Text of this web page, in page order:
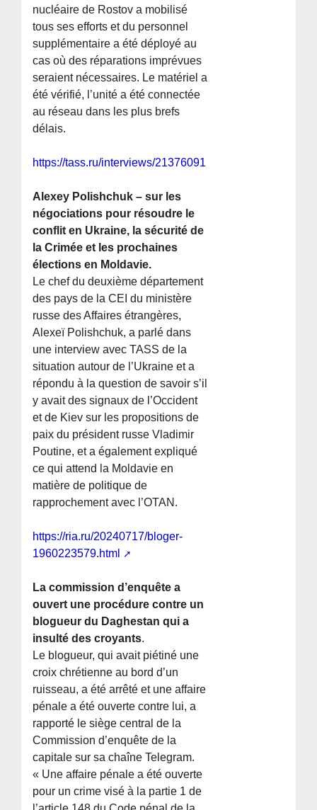
nucléaire de Rostov a mobilisé
tous ses efforts et du personnel
supplémentaire a été déployé au
cas où des réparations imprévues
seraient nécessaires. Le matériel a
été vérifié, l’unité a été connectée
au réseau dans les plus brefs
délais.
https://tass.ru/interviews/21376091
Alexey Polishchuk – sur les
négociations pour résoudre le
conflit en Ukraine, la sécurité de
la Crimée et les prochaines
élections en Moldavie.
Le chef du deuxième département
des pays de la CEI du ministère
russe des Affaires étrangères,
Alexeï Polishchuk, a parlé dans
une interview avec TASS de la
situation autour de l’Ukraine et a
répondu à la question de savoir s’il
y avait des signaux de l’Occident
et de Kiev sur les propositions de
paix du président russe Vladimir
Poutine, et a également expliqué
ce qui attend la Moldavie en
matière de politique de
rapprochement avec l’OTAN.
https://ria.ru/20240717/bloger-
1960223579.html
La commission d’enquête a
ouvert une procédure contre un
blogueur du Daghestan qui a
insulté des croyants.
Le blogueur, qui avait piétiné une
croix chrétienne au bord d’un
ruisseau, a été arrêté et une affaire
pénale a été ouverte contre lui, a
rapporté le siège central de la
Commission d’enquête de la
capitale sur sa chaîne Telegram.
« Une affaire pénale a été ouverte
pour un crime visé à la partie 1 de